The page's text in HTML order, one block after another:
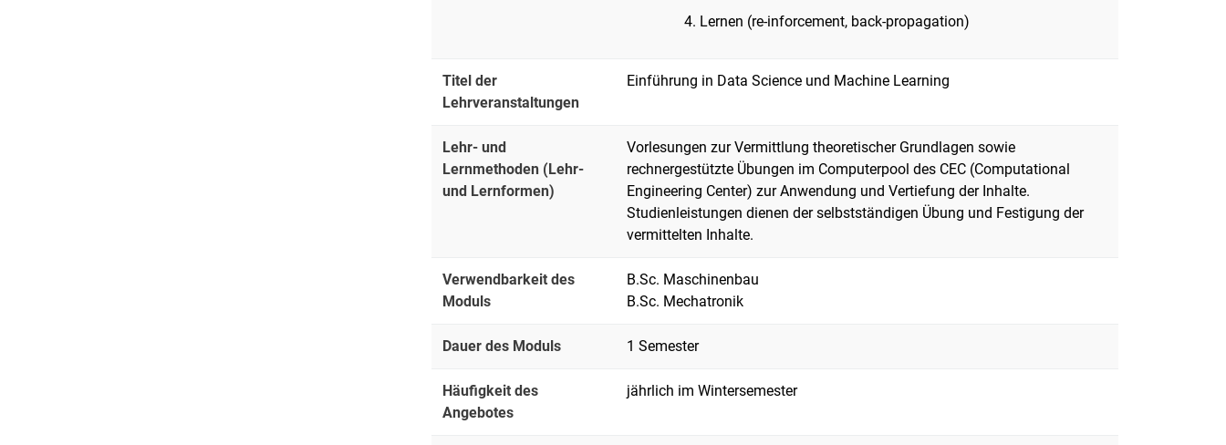
Lernen (re-inforcement, back-propagation)
Titel der
Lehrveranstaltungen
Einführung in Data Science und Machine Learning
Lehr- und
Lernmethoden (Lehr-
und Lernformen)
Vorlesungen zur Vermittlung theoretischer Grundlagen sowie
rechnergestützte Übungen im Computerpool des CEC (Computational
Engineering Center) zur Anwendung und Vertiefung der Inhalte.
Studienleistungen dienen der selbstständigen Übung und Festigung der
vermittelten Inhalte.
Verwendbarkeit des
Moduls
B.Sc. Maschinenbau
B.Sc. Mechatronik
Dauer des Moduls 1 Semester
Häufigkeit des
Angebotes
jährlich im Wintersemester